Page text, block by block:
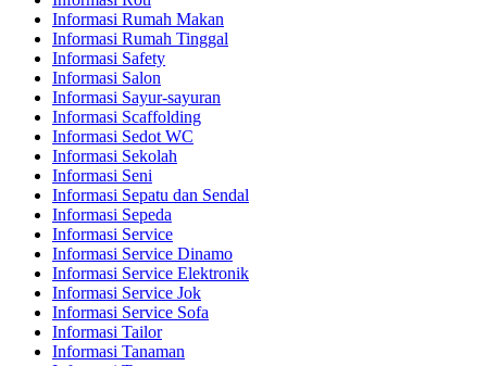
Informasi Rumah Makan
Informasi Rumah Tinggal
Informasi Safety
Informasi Salon
Informasi Sayur-sayuran
Informasi Scaffolding
Informasi Sedot WC
Informasi Sekolah
Informasi Seni
Informasi Sepatu dan Sendal
Informasi Sepeda
Informasi Service
Informasi Service Dinamo
Informasi Service Elektronik
Informasi Service Jok
Informasi Service Sofa
Informasi Tailor
Informasi Tanaman